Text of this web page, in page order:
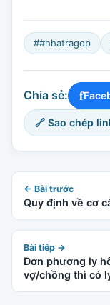
##nhatragop
Chia sẻ: f
🔗 Sao chép
← Bài trước
Quy định về cơ
Bài tiếp →
Đơn phương ly
vợ/chồng thì có